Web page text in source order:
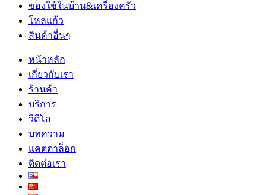
ของใช้ในบ้าน&เครื่องครัว
โหลแก้ว
สินค้าอื่นๆ
หน้าหลัก
เกี่ยวกับเรา
ร้านค้า
บริการ
วีดีโอ
บทความ
แคตตาล็อก
ติดต่อเรา